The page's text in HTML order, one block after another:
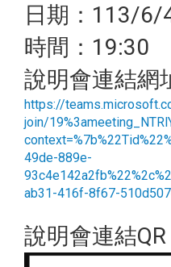
日期：113/6/
時間：19:30
說明會連結網
https://
join/
49de-889e-
ab31-416f-8f67-
說明會連結QR